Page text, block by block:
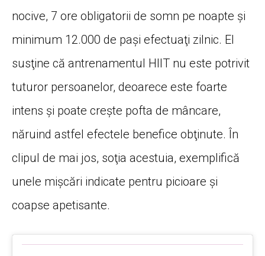
nocive, 7 ore obligatorii de somn pe noapte şi
minimum 12.000 de paşi efectuaţi zilnic. El
susţine că antrenamentul HIIT nu este potrivit
tuturor persoanelor, deoarece este foarte
intens şi poate creşte pofta de mâncare,
năruind astfel efectele benefice obţinute. În
clipul de mai jos, soţia acestuia, exemplifică
unele mişcări indicate pentru picioare şi
coapse apetisante.